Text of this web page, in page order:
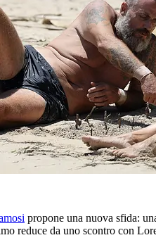
propone una nuova sfida:
reduce da uno scontro con